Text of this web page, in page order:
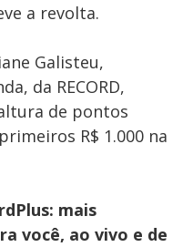
a revolta.
Galisteu,
da RECORD,
de pontos
R$ 1.000 na
mais
você, ao vivo e de